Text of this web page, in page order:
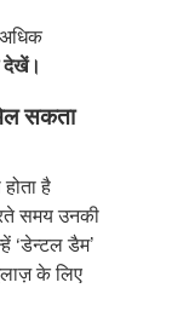
अधिक
देखें।
सकता
है
समय उनकी
‘डेन्टल डैम’
के लिए